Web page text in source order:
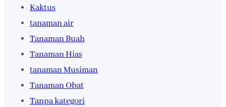
Kaktus
tanaman air
Tanaman Buah
Tanaman Hias
tanaman Musiman
Tanaman Obat
Tanpa kategori